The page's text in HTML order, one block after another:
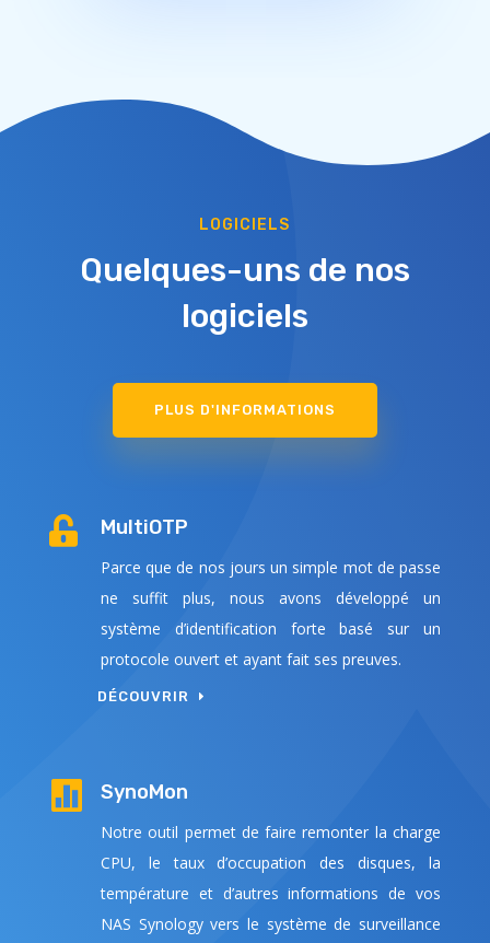
LOGICIELS
Quelques-uns de nos
logiciels
PLUS D'INFORMATIONS
 MultiOTP
Parce que de nos jours un simple mot de passe
ne suffit plus, nous avons développé un
système d’identification forte basé sur un
protocole ouvert et ayant fait ses preuves.
DÉCOUVRIR
 SynoMon
Notre outil permet de faire remonter la charge
CPU, le taux d’occupation des disques, la
température et d’autres informations de vos
NAS Synology vers le système de surveillance